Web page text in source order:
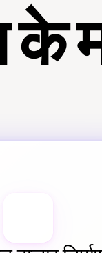
के